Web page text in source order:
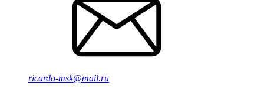
ricardo-msk@mail.ru